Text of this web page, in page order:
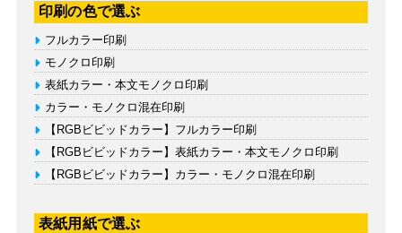
印刷の色で選ぶ
フルカラー印刷
モノクロ印刷
表紙カラー・本文モノクロ印刷
カラー・モノクロ混在印刷
【RGBビビッドカラー】フルカラー印刷
【RGBビビッドカラー】表紙カラー・本文モノクロ印刷
【RGBビビッドカラー】カラー・モノクロ混在印刷
表紙用紙で選ぶ